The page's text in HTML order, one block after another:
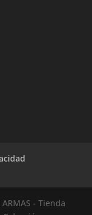
- Tienda